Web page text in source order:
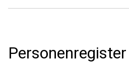
Personenregister